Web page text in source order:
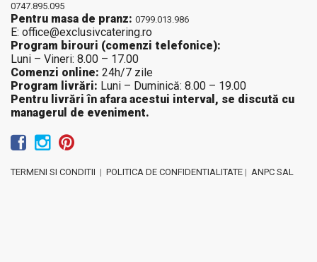
0747.895.095
Pentru masa de pranz: 0799.013.986
E: office@exclusivcatering.ro
Program birouri (comenzi telefonice):
Luni – Vineri: 8.00 – 17.00
Comenzi online: 24h/7 zile
Program livrări: Luni – Duminică: 8.00 – 19.00
Pentru livrări în afara acestui interval, se discută cu
managerul de eveniment.
TERMENI SI CONDITII | POLITICA DE CONFIDENTIALITATE | ANPC SAL